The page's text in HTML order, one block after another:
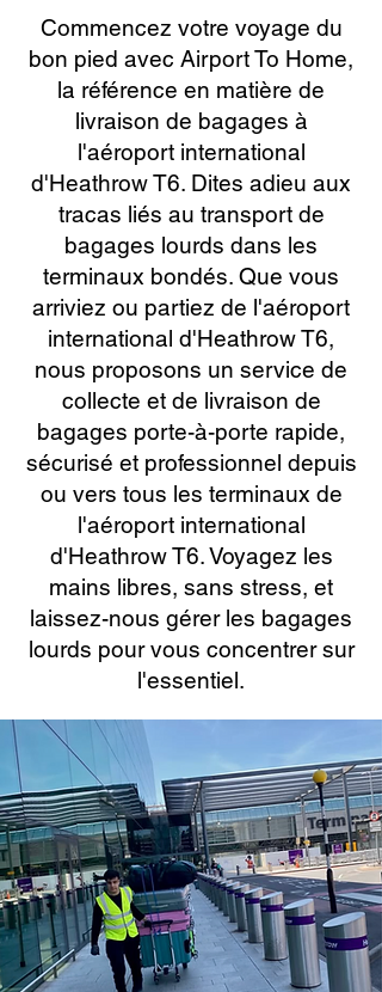
Commencez votre voyage du
bon pied avec Airport To Home,
la référence en matière de
livraison de bagages à
l'aéroport international
d'Heathrow T6. Dites adieu aux
tracas liés au transport de
bagages lourds dans les
terminaux bondés. Que vous
arriviez ou partiez de l'aéroport
international d'Heathrow T6,
nous proposons un service de
collecte et de livraison de
bagages porte-à-porte rapide,
sécurisé et professionnel depuis
ou vers tous les terminaux de
l'aéroport international
d'Heathrow T6. Voyagez les
mains libres, sans stress, et
laissez-nous gérer les bagages
lourds pour vous concentrer sur
l'essentiel.